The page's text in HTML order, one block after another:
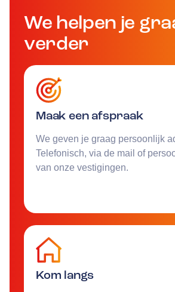
We helpen je
verder
Maak een afspraak
We geven je graag persoonlijk
Telefonisch, via de mail of
van onze vestigingen.
Kom langs